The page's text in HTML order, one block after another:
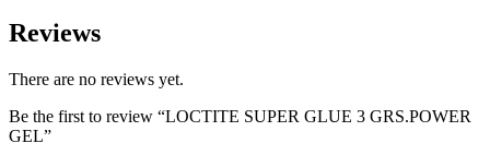
Reviews
There are no reviews yet.
Be the first to review “LOCTITE SUPER GLUE 3 GRS.POWER
GEL”